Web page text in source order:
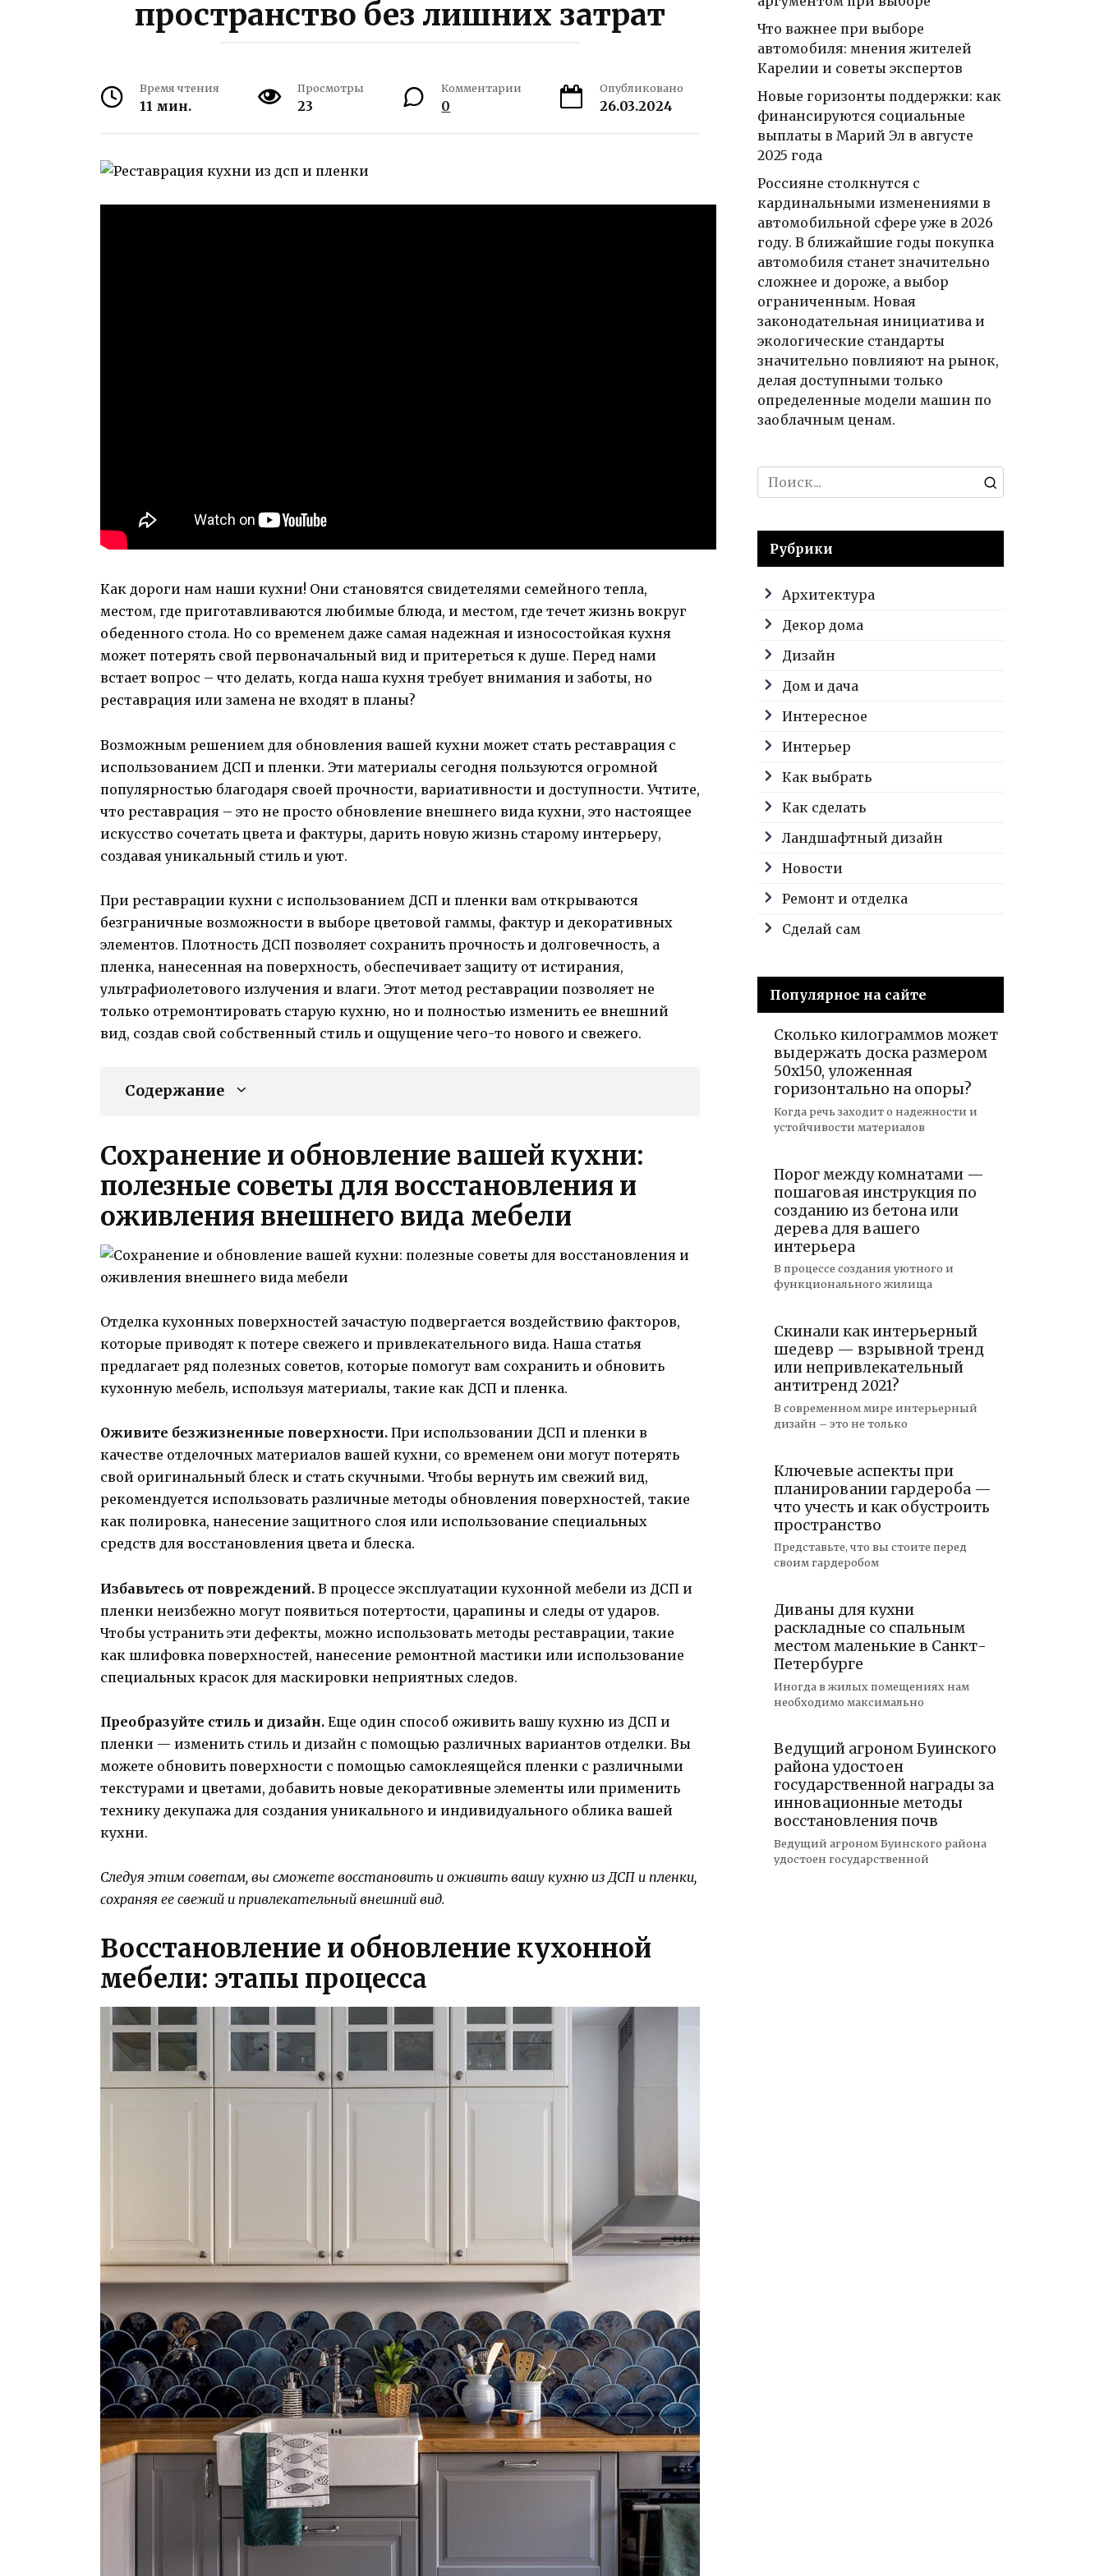
пространство без лишних затрат
Время чтения
11 мин.
Просмотры
23
Комментарии
0
Опубликовано
26.03.2024
Как дороги нам наши кухни! Они становятся свидетелями семейного тепла,
местом, где приготавливаются любимые блюда, и местом, где течет жизнь вокруг
обеденного стола. Но со временем даже самая надежная и износостойкая кухня
может потерять свой первоначальный вид и притереться к душе. Перед нами
встает вопрос – что делать, когда наша кухня требует внимания и заботы, но
реставрация или замена не входят в планы?
Возможным решением для обновления вашей кухни может стать реставрация с
использованием ДСП и пленки. Эти материалы сегодня пользуются огромной
популярностью благодаря своей прочности, вариативности и доступности. Учтите,
что реставрация – это не просто обновление внешнего вида кухни, это настоящее
искусство сочетать цвета и фактуры, дарить новую жизнь старому интерьеру,
создавая уникальный стиль и уют.
При реставрации кухни с использованием ДСП и пленки вам открываются
безграничные возможности в выборе цветовой гаммы, фактур и декоративных
элементов. Плотность ДСП позволяет сохранить прочность и долговечность, а
пленка, нанесенная на поверхность, обеспечивает защиту от истирания,
ультрафиолетового излучения и влаги. Этот метод реставрации позволяет не
только отремонтировать старую кухню, но и полностью изменить ее внешний
вид, создав свой собственный стиль и ощущение чего-то нового и свежего.
Содержание
Сохранение и обновление вашей кухни:
полезные советы для восстановления и
оживления внешнего вида мебели
Отделка кухонных поверхностей зачастую подвергается воздействию факторов,
которые приводят к потере свежего и привлекательного вида. Наша статья
предлагает ряд полезных советов, которые помогут вам сохранить и обновить
кухонную мебель, используя материалы, такие как ДСП и пленка.
Оживите безжизненные поверхности. При использовании ДСП и пленки в
качестве отделочных материалов вашей кухни, со временем они могут потерять
свой оригинальный блеск и стать скучными. Чтобы вернуть им свежий вид,
рекомендуется использовать различные методы обновления поверхностей, такие
как полировка, нанесение защитного слоя или использование специальных
средств для восстановления цвета и блеска.
Избавьтесь от повреждений. В процессе эксплуатации кухонной мебели из ДСП и
пленки неизбежно могут появиться потертости, царапины и следы от ударов.
Чтобы устранить эти дефекты, можно использовать методы реставрации, такие
как шлифовка поверхностей, нанесение ремонтной мастики или использование
специальных красок для маскировки неприятных следов.
Преобразуйте стиль и дизайн. Еще один способ оживить вашу кухню из ДСП и
пленки — изменить стиль и дизайн с помощью различных вариантов отделки. Вы
можете обновить поверхности с помощью самоклеящейся пленки с различными
текстурами и цветами, добавить новые декоративные элементы или применить
технику декупажа для создания уникального и индивидуального облика вашей
кухни.
Следуя этим советам, вы сможете восстановить и оживить вашу кухню из ДСП и пленки,
сохраняя ее свежий и привлекательный внешний вид.
Восстановление и обновление кухонной
мебели: этапы процесса
Что важнее при выборе
автомобиля: мнения жителей
Карелии и советы экспертов
Новые горизонты поддержки: как
финансируются социальные
выплаты в Марий Эл в августе
2025 года
Россияне столкнутся с
кардинальными изменениями в
автомобильной сфере уже в 2026
году. В ближайшие годы покупка
автомобиля станет значительно
сложнее и дороже, а выбор
ограниченным. Новая
законодательная инициатива и
экологические стандарты
значительно повлияют на рынок,
делая доступными только
определенные модели машин по
заоблачным ценам.
Search
for:
Рубрики
Архитектура
Декор дома
Дизайн
Дом и дача
Интересное
Интерьер
Как выбрать
Как сделать
Ландшафтный дизайн
Новости
Ремонт и отделка
Сделай сам
Популярное на сайте
Сколько килограммов может
выдержать доска размером
50х150, уложенная
горизонтально на опоры?
Когда речь заходит о надежности и
устойчивости материалов
Порог между комнатами —
пошаговая инструкция по
созданию из бетона или
дерева для вашего
интерьера
В процессе создания уютного и
функционального жилища
Скинали как интерьерный
шедевр — взрывной тренд
или непривлекательный
антитренд 2021?
В современном мире интерьерный
дизайн – это не только
Ключевые аспекты при
планировании гардероба —
что учесть и как обустроить
пространство
Представьте, что вы стоите перед
своим гардеробом
Диваны для кухни
раскладные со спальным
местом маленькие в Санкт-
Петербурге
Иногда в жилых помещениях нам
необходимо максимально
Ведущий агроном Буинского
района удостоен
государственной награды за
инновационные методы
восстановления почв
Ведущий агроном Буинского района
удостоен государственной